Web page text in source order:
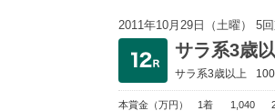
2011年10月29日（土曜） 5
サラ系3歳
サラ系3歳以上
本賞金 （万円） 1着 1,040